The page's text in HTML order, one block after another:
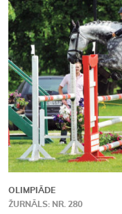
OLIMPIĀDE
ŽURNĀLS: NR. 280